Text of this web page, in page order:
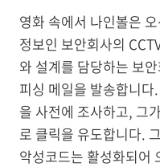
영화 속에서 나인볼은
정보인 보안회사의
와 설계를 담당하는 보
피싱 메일을 발송합니
을 사전에 조사하고, 그
로 클릭을 유도합니다.
악성코드는 활성화되어